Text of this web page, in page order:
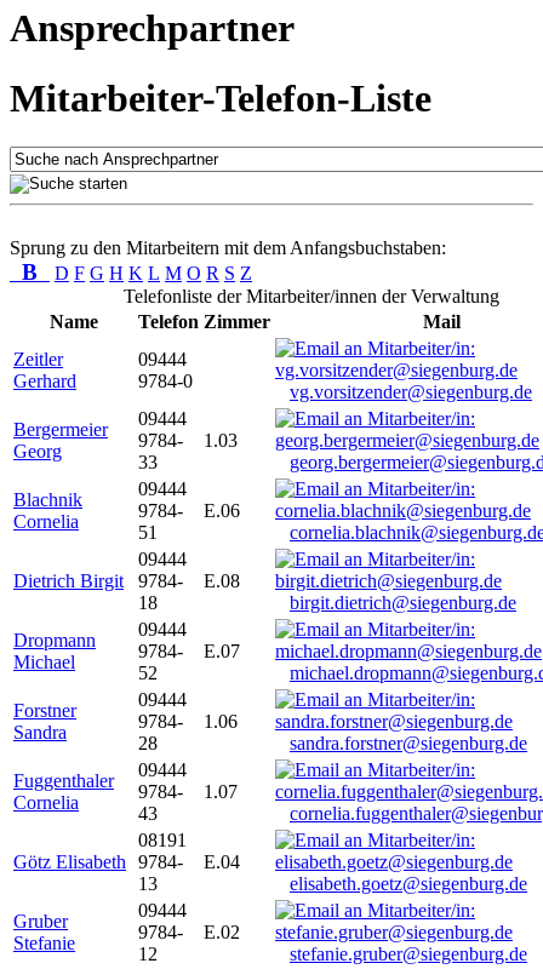
Ansprechpartner
Mitarbeiter-Telefon-Liste
Sprung zu den Mitarbeitern mit dem Anfangsbuchstaben:
B D F G H K L M O R S Z
Telefonliste der Mitarbeiter/innen der Verwaltung
Name
Telefon Zimmer
Mail
Zeitler
Gerhard
09444
9784-0
vg.vorsitzender@siegenburg.de
Bergermeier
Georg
09444
9784-
33
1.03
Blachnik
Cornelia
09444
9784-
51
E.06
Dietrich Birgit
09444
9784-
18
E.08
birgit.dietrich@siegenburg.de
Dropmann
Michael
09444
9784-
52
E.07
Forstner
Sandra
09444
9784-
28
1.06
sandra.forstner@siegenburg.de
Fuggenthaler
Cornelia
09444
9784-
43
1.07
Götz Elisabeth
08191
9784-
13
E.04
elisabeth.goetz@siegenburg.de
Gruber
Stefanie
09444
9784-
12
E.02
stefanie.gruber@siegenburg.de